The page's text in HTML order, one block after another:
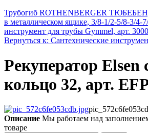
Трубогиб ROTHENBERGER
в металлическом ящике, 3/8-1/2-5/8-3/4-
инструмент для трубы Gymmel, арт.
Вернуться к: Сантехнические
Рекуператор Elsen
кольцо 32, арт.
Описание Мы работаем над
товаре